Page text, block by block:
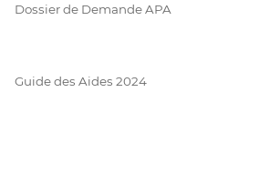
Dossier de Demande APA
Guide des Aides 2024